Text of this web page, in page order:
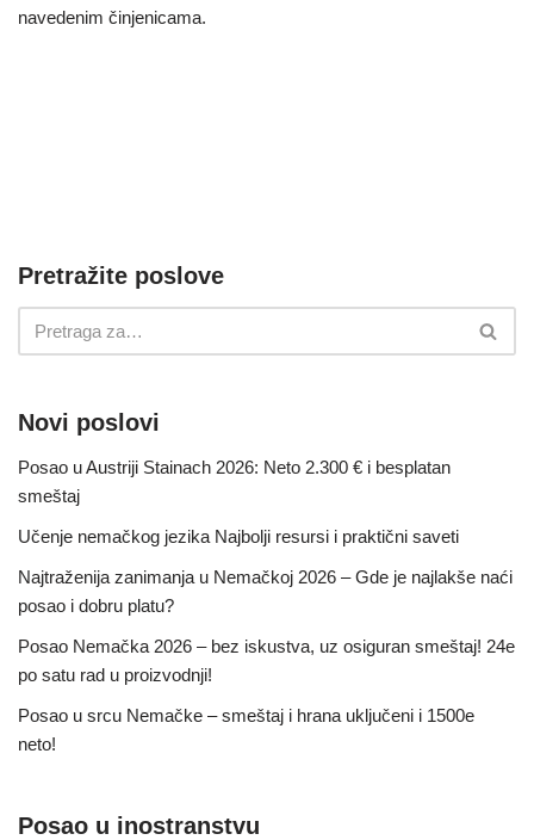
navedenim činjenicama.
Pretražite poslove
Novi poslovi
Posao u Austriji Stainach 2026: Neto 2.300 € i besplatan
smeštaj
Učenje nemačkog jezika Najbolji resursi i praktični saveti
Najtraženija zanimanja u Nemačkoj 2026 – Gde je najlakše naći
posao i dobru platu?
Posao Nemačka 2026 – bez iskustva, uz osiguran smeštaj! 24e
po satu rad u proizvodnji!
Posao u srcu Nemačke – smeštaj i hrana uključeni i 1500e
neto!
Posao u inostranstvu